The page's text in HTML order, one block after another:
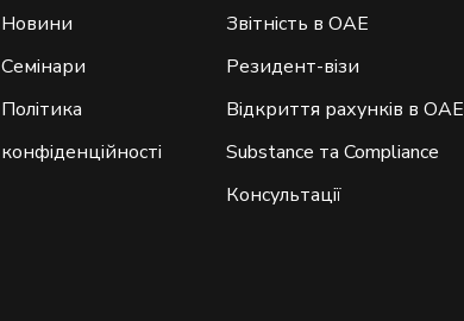
Новини
Семінари
Політика
конфіденційності
Звітність в ОАЕ
Резидент-візи
Відкриття рахунків в ОАЕ
Substance та Compliance
Консультації